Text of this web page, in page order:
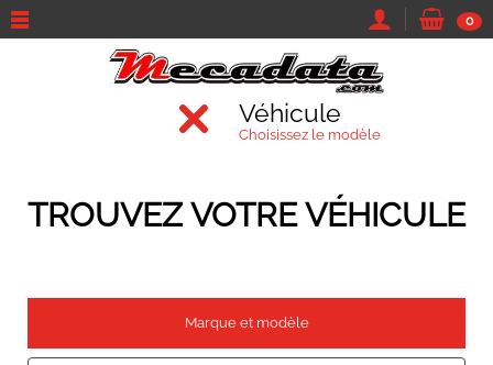
0
Véhicule
Choisissez le modèle
TROUVEZ VOTRE VÉHICULE
Marque et modèle